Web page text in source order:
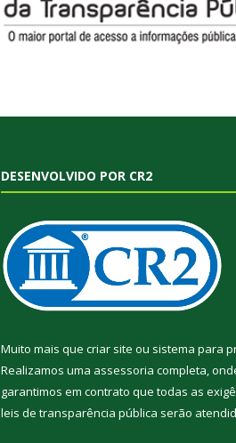
DESENVOLVIDO POR CR2
Muito mais que criar site ou sistema para
Realizamos uma assessoria completa,
garantimos em contrato que todas as
leis de transparência pública serão